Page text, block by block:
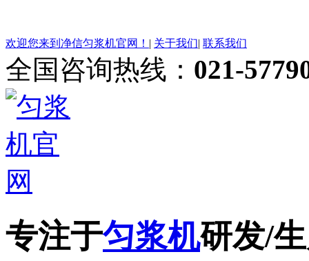
欢迎您来到净信匀浆机官网！ | 关于我们| 联系我们
全国咨询热线： 021-
专注于匀浆机研发/